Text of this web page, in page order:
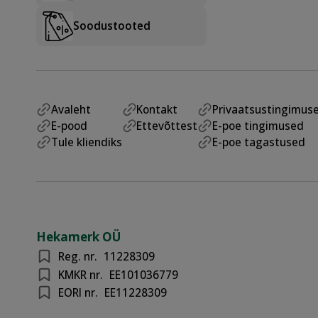
Soodustooted
Avaleht
E-pood
Tule kliendiks
Kontakt
Ettevõttest
E-poe tingimused
E-poe tagastused
Hekamerk OÜ
Reg. nr. 11228309
KMKR nr. EE101036779
EORI nr. EE11228309